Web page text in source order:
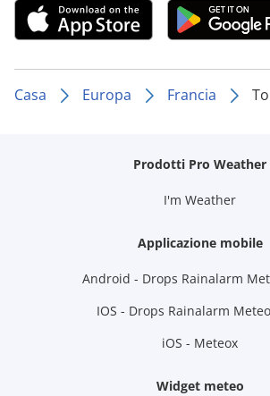
Casa Europa Francia
Prodotti Pro Weather
I'm Weather
Applicazione mobile
Android - Drops Rainalarm
IOS - Drops Rainalarm
iOS - Meteox
Widget meteo